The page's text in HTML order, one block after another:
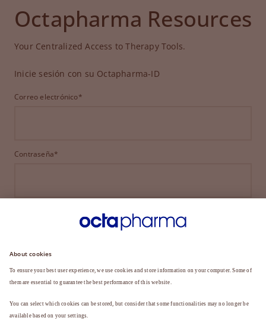
Octapharma Resources
Your Centralized Access to Therapy Tools.
Inicie sesión con su Octapharma-ID
Correo electrónico*
Contraseña*
INICIAR SESIÓN
¿HA OLVIDADO SU CONTRASEÑA?
¿Aún no es miembro?